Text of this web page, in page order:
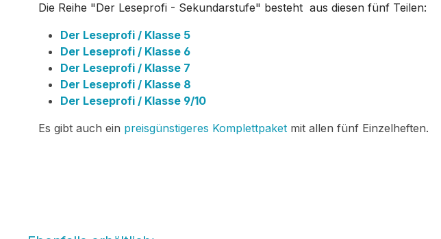
Die Reihe "Der Leseprofi - Sekundarstufe" besteht aus diesen fünf Teilen:
Der Leseprofi / Klasse 5
Der Leseprofi / Klasse 6
Der Leseprofi / Klasse 7
Der Leseprofi / Klasse 8
Der Leseprofi / Klasse 9/10
Es gibt auch ein preisgünstigeres Komplettpaket mit allen fünf Einzelheften.